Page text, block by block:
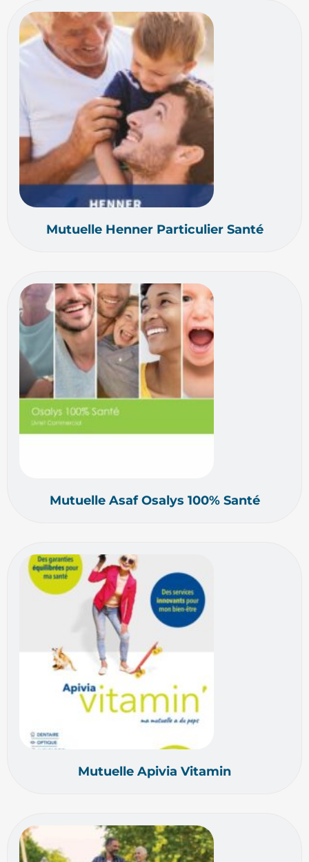
Mutuelle Henner Particulier Santé
Mutuelle Asaf Osalys 100% Santé
Mutuelle Apivia Vitamin